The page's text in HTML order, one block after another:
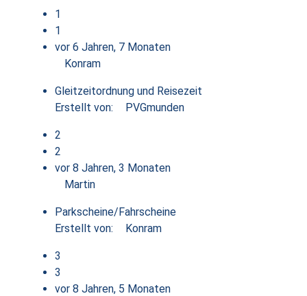
1
1
vor 6 Jahren, 7 Monaten
Konram
Gleitzeitordnung und Reisezeit
Erstellt von:
PVGmunden
2
2
vor 8 Jahren, 3 Monaten
Martin
Parkscheine/Fahrscheine
Erstellt von:
Konram
3
3
vor 8 Jahren, 5 Monaten